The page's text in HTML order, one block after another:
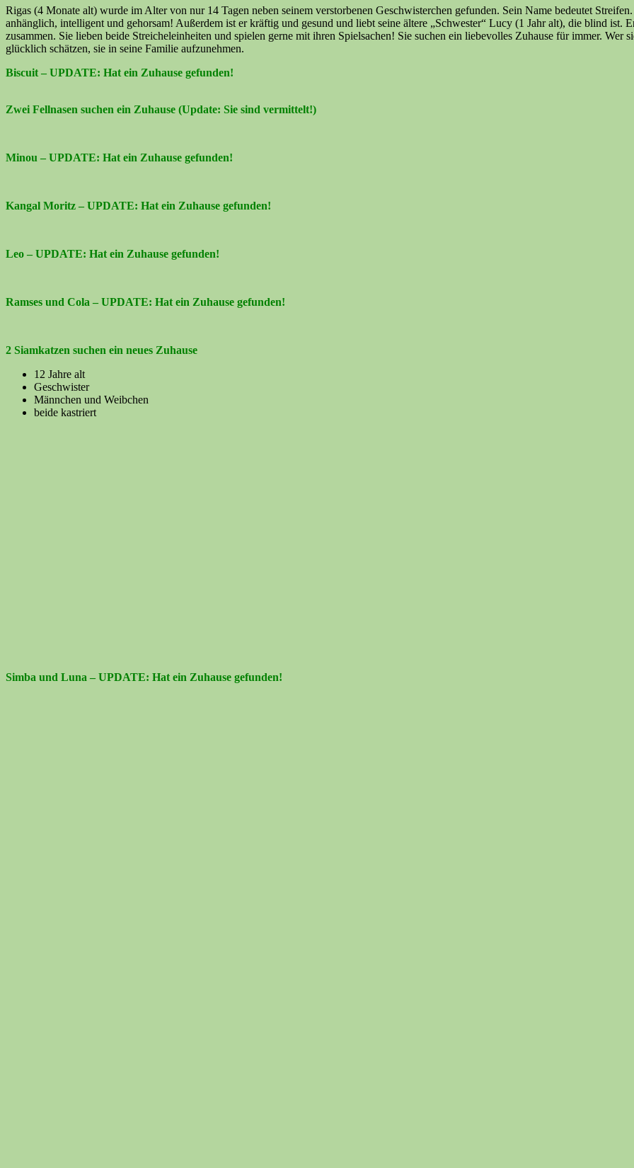
Rigas (4 Monate alt) wurde im Alter von nur 14 Tagen neben seinem verstorbenen Geschwisterchen gefunden. Sein Name bedeutet
anhänglich, intelligent und gehorsam! Außerdem ist er kräftig und gesund und liebt seine ältere „Schwester“ Lucy (1 Jahr alt), die blind ist.
zusammen. Sie lieben beide Streicheleinheiten und spielen gerne mit ihren Spielsachen! Sie suchen ein liebevolles Zuhause für immer. Wer
glücklich schätzen, sie in seine Familie aufzunehmen.
Biscuit – UPDATE: Hat ein Zuhause gefunden!
Zwei Fellnasen suchen ein Zuhause (Update: Sie sind vermittelt!)
Minou – UPDATE: Hat ein Zuhause gefunden!
Kangal Moritz – UPDATE: Hat ein Zuhause gefunden!
Leo – UPDATE: Hat ein Zuhause gefunden!
Ramses und Cola – UPDATE: Hat ein Zuhause gefunden!
2 Siamkatzen suchen ein neues Zuhause
12 Jahre alt
Geschwister
Männchen und Weibchen
beide kastriert
Simba und Luna – UPDATE: Hat ein Zuhause gefunden!